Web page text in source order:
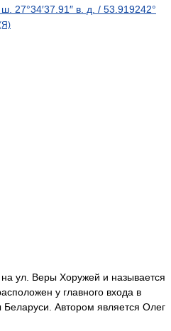
27°34′37.91″ в. д. / 53.919242°
ул. Веры Хоружей и называется
у главного входа в
Автором является Олег